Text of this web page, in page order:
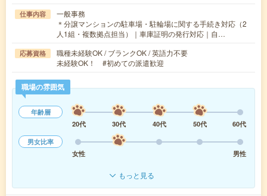
仕事内容
一般事務
＊分譲マンションの駐車場・駐輪場に関する手続き対応（2
人1組・複数拠点担当）｜車庫証明の発行対応｜自…
応募資格
職種未経験OK / ブランクOK / 英語力不要
未経験OK！ #初めての派遣歓迎
職場の雰囲気
年齢層
20代
30代 40代 50代
60代
男女比率
女性
男性
もっと見る